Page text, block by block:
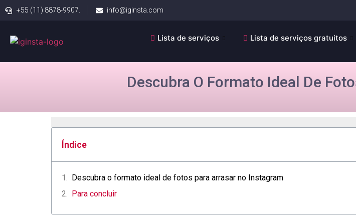
+55 (11) 8878-9907. info@iginsta.com
Lista de serviços Lista de serviços gratuitos
Descubra O Formato Ideal De
Índice
Descubra o formato ideal de fotos para arrasar ​no Instagram
Para concluir